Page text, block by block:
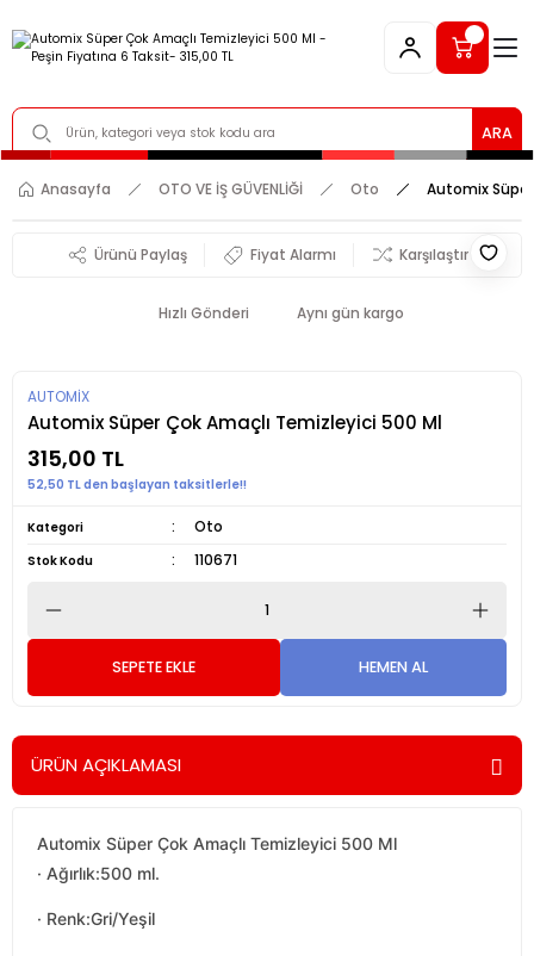
ARA
Anasayfa OTO VE İŞ GÜVENLİĞİ Oto Automix
Ürünü Paylaş Fiyat Alarmı Karşılaştır
Hızlı Gönderi Aynı gün kargo
AUTOMİX
Automix Süper Çok Amaçlı Temizleyici 500 Ml
315,00 TL
52,50 TL den başlayan taksitlerle!!
Kategori Oto
Stok Kodu 110671
SEPETE EKLE HEMEN AL
ÜRÜN AÇIKLAMASI
Automix Süper Çok Amaçlı Temizleyici 500 Ml
· Ağırlık:500 ml.
· Renk:Gri/Yeşil